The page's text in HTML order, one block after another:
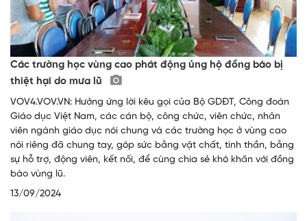
Các trường học vùng cao phát động ủng hộ đồng bào bị
thiệt hại do mưa lũ
VOV4.VOV.VN: Hưởng ứng lời kêu gọi của Bộ GDĐT, Công đoàn
Giáo dục Việt Nam, các cán bộ, công chức, viên chức, nhân
viên ngành giáo dục nói chung và các trường học ở vùng cao
nói riêng đã chung tay, góp sức bằng vật chất, tinh thần, bằng
sự hỗ trợ, động viên, kết nối, để cùng chia sẻ khó khăn với đồng
bào vùng lũ.
13/09/2024